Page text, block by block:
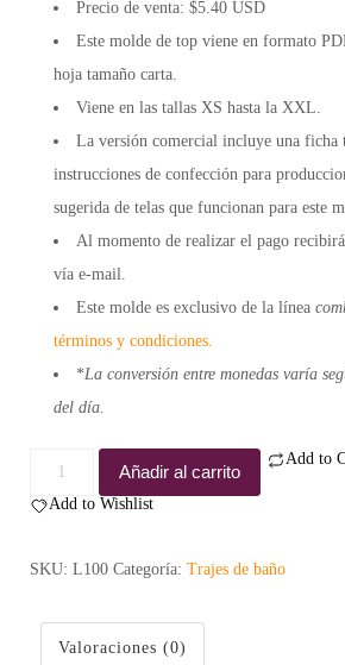
Precio de venta: $5.40 USD
Este molde de top viene en formato
hoja tamaño carta.
Viene en las tallas XS hasta la XXL.
La versión comercial incluye una ficha
instrucciones de confección para
sugerida de telas que funcionan para este
Al momento de realizar el pago
vía e-mail.
Este molde es exclusivo de la línea
términos y condiciones.
*La conversión entre monedas varía
del día.
Molde
panty
-
cantidad
Añadir al carrito
Add to
Add to Wishlist
SKU: L100 Categoría: Trajes de baño
Valoraciones (0)